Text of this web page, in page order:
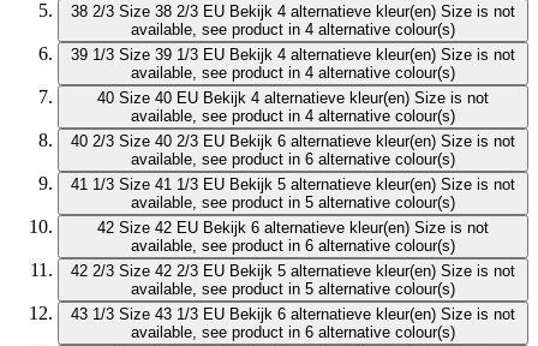
38 2/3 Size 38 2/3 EU Bekijk 4 alternatieve kleur(en) Size is not
available, see product in 4 alternative colour(s)
39 1/3 Size 39 1/3 EU Bekijk 4 alternatieve kleur(en) Size is not
available, see product in 4 alternative colour(s)
40 Size 40 EU Bekijk 4 alternatieve kleur(en) Size is not
available, see product in 4 alternative colour(s)
40 2/3 Size 40 2/3 EU Bekijk 6 alternatieve kleur(en) Size is not
available, see product in 6 alternative colour(s)
41 1/3 Size 41 1/3 EU Bekijk 5 alternatieve kleur(en) Size is not
available, see product in 5 alternative colour(s)
42 Size 42 EU Bekijk 6 alternatieve kleur(en) Size is not
available, see product in 6 alternative colour(s)
42 2/3 Size 42 2/3 EU Bekijk 5 alternatieve kleur(en) Size is not
available, see product in 5 alternative colour(s)
43 1/3 Size 43 1/3 EU Bekijk 6 alternatieve kleur(en) Size is not
available, see product in 6 alternative colour(s)